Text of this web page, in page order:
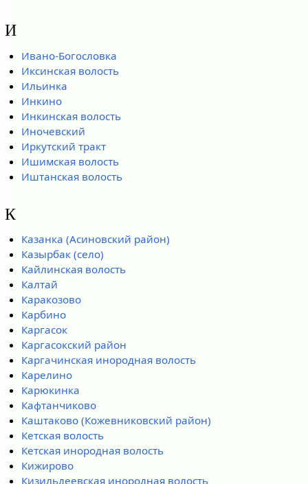
И
Ивано-Богословка
Иксинская волость
Ильинка
Инкино
Инкинская волость
Иночевский
Иркутский тракт
Ишимская волость
Иштанская волость
К
Казанка (Асиновский район)
Казырбак (село)
Кайлинская волость
Калтай
Каракозово
Карбино
Каргасок
Каргасокский район
Каргачинская инородная волость
Карелино
Карюкинка
Кафтанчиково
Каштаково (Кожевниковский район)
Кетская волость
Кетская инородная волость
Кижирово
Кизильдеевская инородная волость